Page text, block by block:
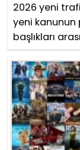
2026 yeni
yeni kanunun
başlıkları